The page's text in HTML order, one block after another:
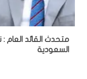
متحدث القائد العام :
السعودية